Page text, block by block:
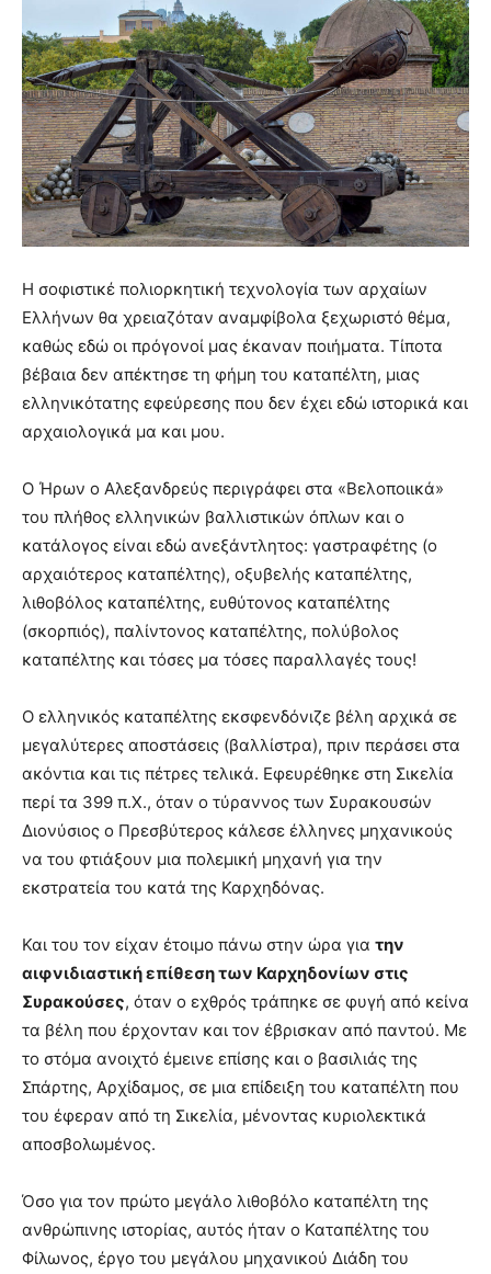
Η σοφιστικέ πολιορκητική τεχνολογία των αρχαίων
Ελλήνων θα χρειαζόταν αναμφίβολα ξεχωριστό θέμα,
καθώς εδώ οι πρόγονοί μας έκαναν ποιήματα. Τίποτα
βέβαια δεν απέκτησε τη φήμη του καταπέλτη, μιας
ελληνικότατης εφεύρεσης που δεν έχει εδώ ιστορικά και
αρχαιολογικά μα και μου.
O Ήρων ο Αλεξανδρεύς περιγράφει στα «Βελοποιικά»
του πλήθος ελληνικών βαλλιστικών όπλων και ο
κατάλογος είναι εδώ ανεξάντλητος: γαστραφέτης (ο
αρχαιότερος καταπέλτης), οξυβελής καταπέλτης,
λιθοβόλος καταπέλτης, ευθύτονος καταπέλτης
(σκορπιός), παλίντονος καταπέλτης, πολύβολος
καταπέλτης και τόσες μα τόσες παραλλαγές τους!
Ο ελληνικός καταπέλτης εκσφενδόνιζε βέλη αρχικά σε
μεγαλύτερες αποστάσεις (βαλλίστρα), πριν περάσει στα
ακόντια και τις πέτρες τελικά. Εφευρέθηκε στη Σικελία
περί τα 399 π.Χ., όταν ο τύραννος των Συρακουσών
Διονύσιος ο Πρεσβύτερος κάλεσε έλληνες μηχανικούς
να του φτιάξουν μια πολεμική μηχανή για την
εκστρατεία του κατά της Καρχηδόνας.
Και του τον είχαν έτοιμο πάνω στην ώρα για την
αιφνιδιαστική επίθεση των Καρχηδονίων στις
Συρακούσες, όταν ο εχθρός τράπηκε σε φυγή από κείνα
τα βέλη που έρχονταν και τον έβρισκαν από παντού. Με
το στόμα ανοιχτό έμεινε επίσης και ο βασιλιάς της
Σπάρτης, Αρχίδαμος, σε μια επίδειξη του καταπέλτη που
του έφεραν από τη Σικελία, μένοντας κυριολεκτικά
αποσβολωμένος.
Όσο για τον πρώτο μεγάλο λιθοβόλο καταπέλτη της
ανθρώπινης ιστορίας, αυτός ήταν ο Καταπέλτης του
Φίλωνος, έργο του μεγάλου μηχανικού Διάδη του